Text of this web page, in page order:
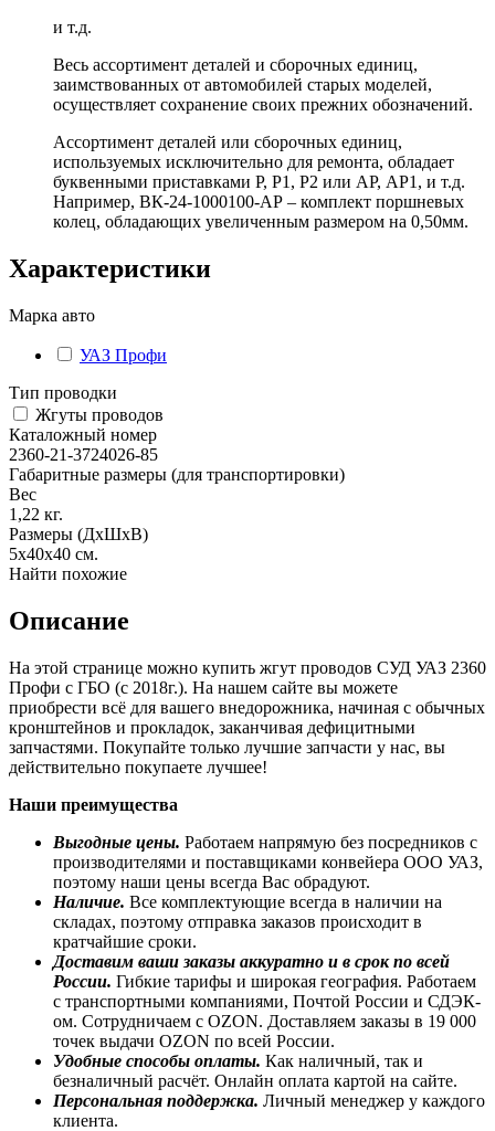
и т.д.
Весь ассортимент деталей и сборочных единиц,
заимствованных от автомобилей старых моделей,
осуществляет сохранение своих прежних обозначений.
Ассортимент деталей или сборочных единиц,
используемых исключительно для ремонта, обладает
буквенными приставками Р, Р1, Р2 или АР, АР1, и т.д.
Например, ВК-24-1000100-АР – комплект поршневых
колец, обладающих увеличенным размером на 0,50мм.
Характеристики
Марка авто
УАЗ Профи
Тип проводки
Жгуты проводов
Каталожный номер
2360-21-3724026-85
Габаритные размеры (для транспортировки)
Вес
1,22 кг.
Размеры (ДхШхВ)
5х40х40 см.
Найти похожие
Описание
На этой странице можно купить жгут проводов СУД УАЗ 2360
Профи с ГБО (с 2018г.). На нашем сайте вы можете
приобрести всё для вашего внедорожника, начиная с обычных
кронштейнов и прокладок, заканчивая дефицитными
запчастями. Покупайте только лучшие запчасти у нас, вы
действительно покупаете лучшее!
Наши преимущества
Выгодные цены. Работаем напрямую без посредников с
производителями и поставщиками конвейера ООО УАЗ,
поэтому наши цены всегда Вас обрадуют.
Наличие. Все комплектующие всегда в наличии на
складах, поэтому отправка заказов происходит в
кратчайшие сроки.
Доставим ваши заказы аккуратно и в срок по всей
России. Гибкие тарифы и широкая география. Работаем
с транспортными компаниями, Почтой России и СДЭК-
ом. Сотрудничаем с OZON. Доставляем заказы в 19 000
точек выдачи OZON по всей России.
Удобные способы оплаты. Как наличный, так и
безналичный расчёт. Онлайн оплата картой на сайте.
Персональная поддержка. Личный менеджер у каждого
клиента.